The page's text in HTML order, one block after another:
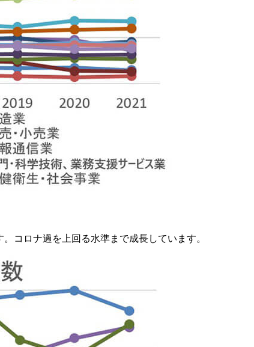
コロナ過を上回る水準まで成長しています。